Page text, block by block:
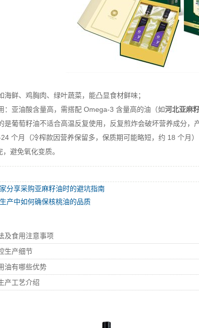
鲜、鸡胸肉、绿叶蔬菜，能凸显食材鲜味；
亚油酸含量高，需搭配 Omega-3 含量高的油（如河北亚麻
葡萄籽油不适合高温反复使用，反复煎炸会破坏营养成分，
个月（冷榨款因营养保留多，保质期可能略短，约 18 个月
避免氧化变质。
分享采购亚麻籽油时的避坑指南
产中如何确保核桃油的品质
及食用注意事项
生产细节
油有哪些优势
产工艺介绍